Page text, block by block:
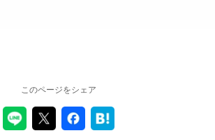
このページをシェア